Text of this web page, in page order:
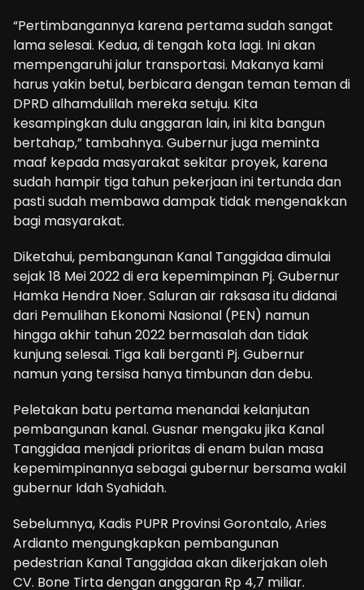
“Pertimbangannya karena pertama sudah sangat
lama selesai. Kedua, di tengah kota lagi. Ini akan
mempengaruhi jalur transportasi. Makanya kami
harus yakin betul, berbicara dengan teman teman di
DPRD alhamdulilah mereka setuju. Kita
kesampingkan dulu anggaran lain, ini kita bangun
bertahap,” tambahnya. Gubernur juga meminta
maaf kepada masyarakat sekitar proyek, karena
sudah hampir tiga tahun pekerjaan ini tertunda dan
pasti sudah membawa dampak tidak mengenakkan
bagi masyarakat.
Diketahui, pembangunan Kanal Tanggidaa dimulai
sejak 18 Mei 2022 di era kepemimpinan Pj. Gubernur
Hamka Hendra Noer. Saluran air raksasa itu didanai
dari Pemulihan Ekonomi Nasional (PEN) namun
hingga akhir tahun 2022 bermasalah dan tidak
kunjung selesai. Tiga kali berganti Pj. Gubernur
namun yang tersisa hanya timbunan dan debu.
Peletakan batu pertama menandai kelanjutan
pembangunan kanal. Gusnar mengaku jika Kanal
Tanggidaa menjadi prioritas di enam bulan masa
kepemimpinannya sebagai gubernur bersama wakil
gubernur Idah Syahidah.
Sebelumnya, Kadis PUPR Provinsi Gorontalo, Aries
Ardianto mengungkapkan pembangunan
pedestrian Kanal Tanggidaa akan dikerjakan oleh
CV. Bone Tirta dengan anggaran Rp 4,7 miliar.